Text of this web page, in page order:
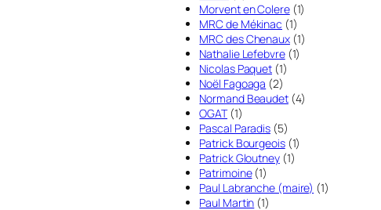
Morvent en Colere(1)
MRC de Mékinac (1)
MRC des Chenaux(1)
Nathalie Lefebvre(1)
Nicolas Paquet (1)
Noël Fagoaga (2)
Normand Beaudet(4)
OGAT(1)
Pascal Paradis (5)
Patrick Bourgeois(1)
Patrick Gloutney(1)
Patrimoine(1)
Paul Labranche (maire) (1)
Paul Martin (1)